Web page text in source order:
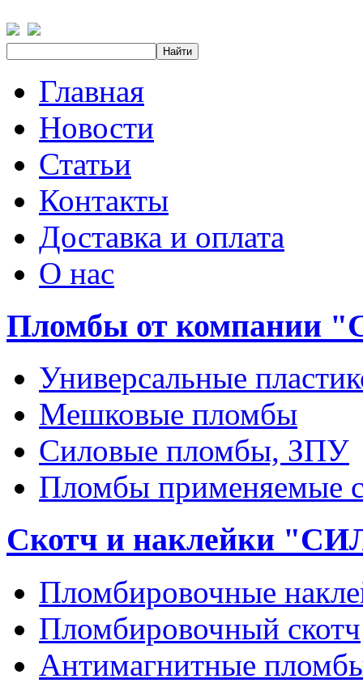
Главная
Новости
Статьи
Контакты
Доставка и оплата
О нас
Пломбы от компании
Универсальные
Мешковые пломбы
Силовые пломбы, ЗПУ
Пломбы применяемые
Скотч и наклейки
Пломбировочные
Пломбировочный скотч
Антимагнитные